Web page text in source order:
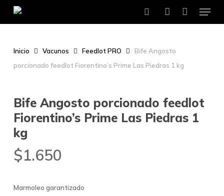
searchaccount
Menu
Inicio Vacunos Feedlot PRO
Bife Angosto
porcionado feedlot Fiorentino’s Prime Las Piedras 1 kg
Bife Angosto porcionado feedlot
Fiorentino’s Prime Las Piedras 1
kg
$1.650
Marmoleo garantizado